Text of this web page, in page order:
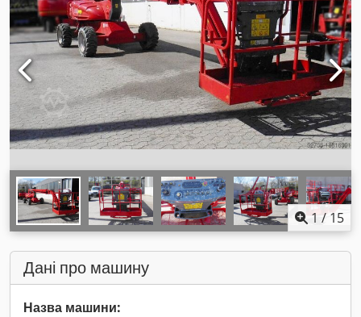
1 / 15
Дані про машину
Назва машини: